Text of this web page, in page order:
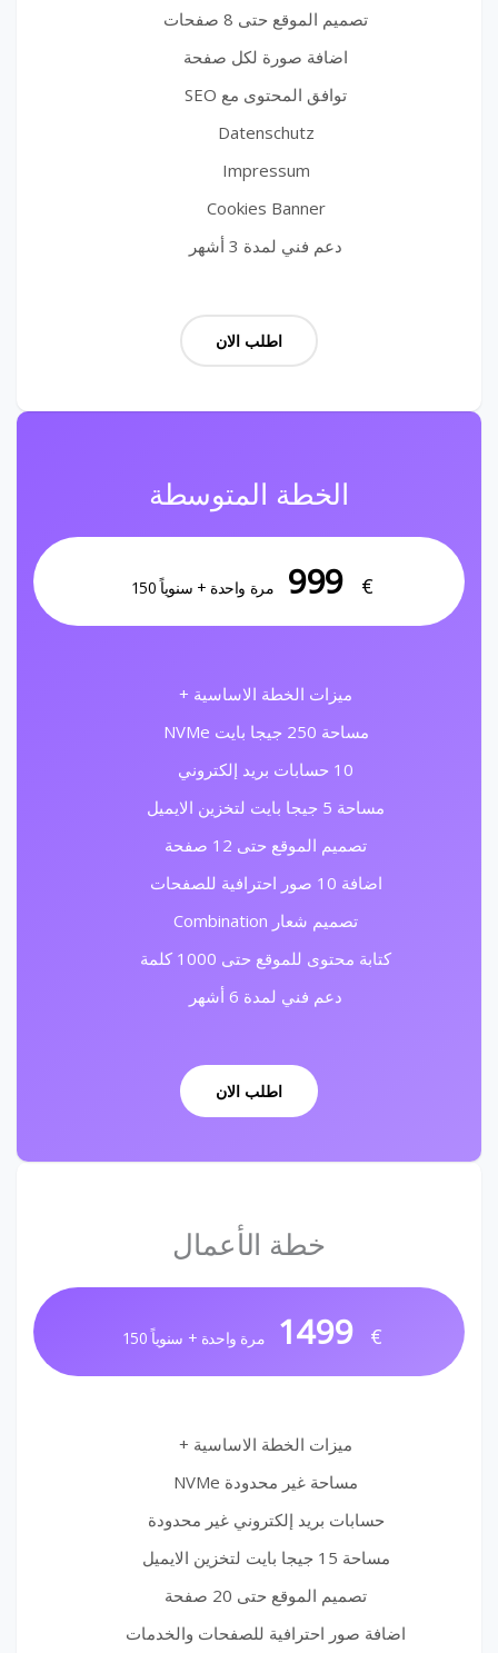
تصميم الموقع حتى 8 صفحات
اضافة صورة لكل صفحة
توافق المحتوى مع SEO
Datenschutz
Impressum
Cookies Banner
دعم فني لمدة 3 أشهر
اطلب الان
الخطة المتوسطة
€
999 مرة واحدة + سنوياً 150
ميزات الخطة الاساسية +
مساحة 250 جيجا بايت NVMe
10 حسابات بريد إلكتروني
مساحة 5 جيجا بايت لتخزين الايميل
تصميم الموقع حتى 12 صفحة
اضافة 10 صور احترافية للصفحات
تصميم شعار Combination
كتابة محتوى للموقع حتى 1000 كلمة
دعم فني لمدة 6 أشهر
اطلب الان
خطة الأعمال
€
1499 مرة واحدة + سنوياً 150
ميزات الخطة الاساسية +
مساحة غير محدودة NVMe
حسابات بريد إلكتروني غير محدودة
مساحة 15 جيجا بايت لتخزين الايميل
تصميم الموقع حتى 20 صفحة
اضافة صور احترافية للصفحات والخدمات